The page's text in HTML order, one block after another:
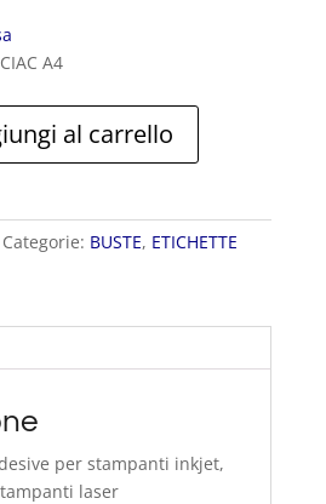
A4
al carrello
Categorie: BUSTE, ETICHETTE
per stampanti inkjet,
laser